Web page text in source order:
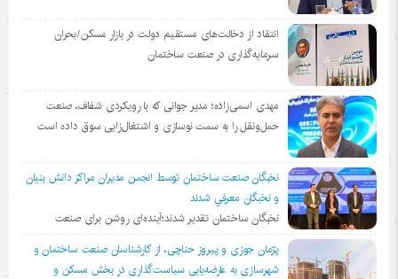
انتقاد از دخالت‌های مستقیم دولت در بازار مسکن/بحران
سرمایه‌گذاری در صنعت ساختمان
مهدی اسمی‌زاده؛ مدیر جوانی که با رویکردی شفاف، صنعت
حمل‌ونقل را به سمت نوسازی و اشتغال‌زایی سوق داده است
نخبگان صنعت ساختمان توسط انجمن مديران مراكز دانش بنيان
و نخبگان معرفي شدند
نخبگان ساختمان تقدیر شدند؛آینده‌ای روشن برای صنعت
پژمان جوزی و پیروز حناچی، از کارشناسان صنعت ساختمان و
شهرسازی به عارضه‌یابی سیاست‌گذاری در بخش مسکن و